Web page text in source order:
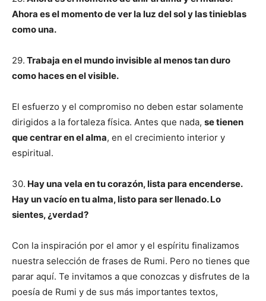
Ahora es el momento de ver la luz del sol y las tinieblas
como una.
29. Trabaja en el mundo invisible al menos tan duro
como haces en el visible.
El esfuerzo y el compromiso no deben estar solamente
dirigidos a la fortaleza física. Antes que nada, se tienen
que centrar en el alma, en el crecimiento interior y
espiritual.
30. Hay una vela en tu corazón, lista para encenderse.
Hay un vacío en tu alma, listo para ser llenado. Lo
sientes, ¿verdad?
Con la inspiración por el amor y el espíritu finalizamos
nuestra selección de frases de Rumi. Pero no tienes que
parar aquí. Te invitamos a que conozcas y disfrutes de la
poesía de Rumi y de sus más importantes textos,